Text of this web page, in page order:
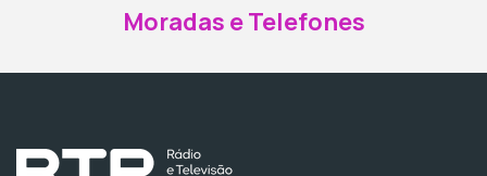
Moradas e Telefones